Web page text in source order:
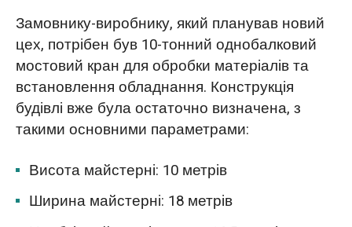
електричного підйомника
Реальний випадок з майстерні:
перевага висоти підйому та порівняння
вартості
Замовнику-виробнику, який планував новий
цех, потрібен був 10-тонний однобалковий
мостовий кран для обробки матеріалів та
встановлення обладнання. Конструкція
будівлі вже була остаточно визначена, з
такими основними параметрами:
Висота майстерні: 10 метрів
Ширина майстерні: 18 метрів